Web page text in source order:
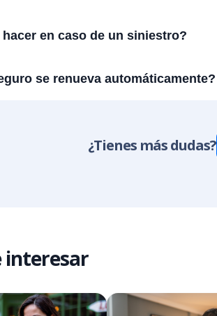
hacer en caso de un siniestro?
se renueva automáticamente?
¿Tienes más dudas?
interesar